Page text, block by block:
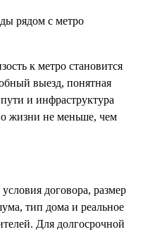
рядом с метро
к метро становится
выезд, понятная
и инфраструктура
жизни не меньше, чем
договора, размер
тип дома и реальное
Для долгосрочной